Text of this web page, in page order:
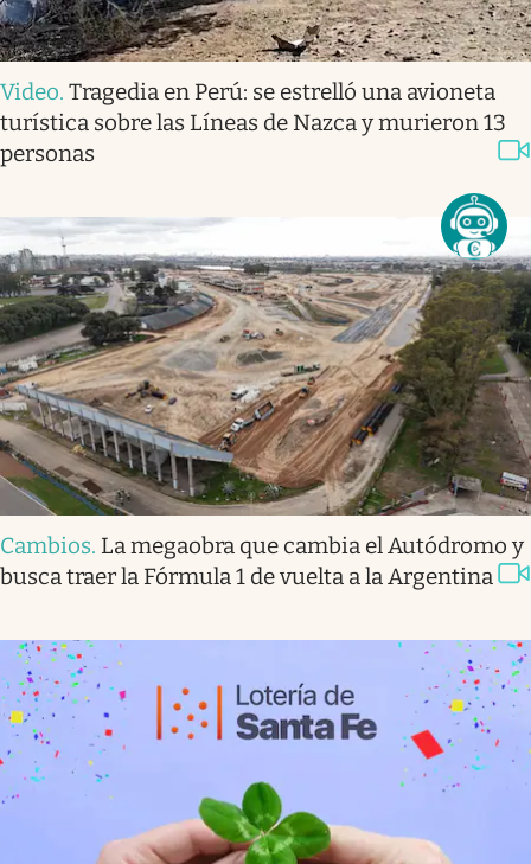
Video. Tragedia en Perú: se estrelló una avioneta
turística sobre las Líneas de Nazca y murieron 13
personas
Cambios. La megaobra que cambia el Autódromo y
busca traer la Fórmula 1 de vuelta a la Argentina